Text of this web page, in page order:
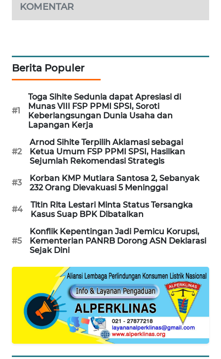
KOMENTAR
Berita Populer
#1
Toga Sihite Sedunia dapat Apresiasi di
Munas VIII FSP PPMI SPSI, Soroti
Keberlangsungan Dunia Usaha dan
Lapangan Kerja
#2
Arnod Sihite Terpilih Aklamasi sebagai
Ketua Umum FSP PPMI SPSI, Hasilkan
Sejumlah Rekomendasi Strategis
#3
Korban KMP Mutiara Santosa 2, Sebanyak
232 Orang Dievakuasi 5 Meninggal
#4
Titin Rita Lestari Minta Status Tersangka
Kasus Suap BPK Dibatalkan
#5
Konflik Kepentingan Jadi Pemicu Korupsi,
Kementerian PANRB Dorong ASN Deklarasi
Sejak Dini
SITUNGIR
SIDIKALANG
NEWS
SIBARAGAS
NEWS
METRO
NEWS
METRO
MEDAN
NEWS
JAKARTA
NEWS
KRT